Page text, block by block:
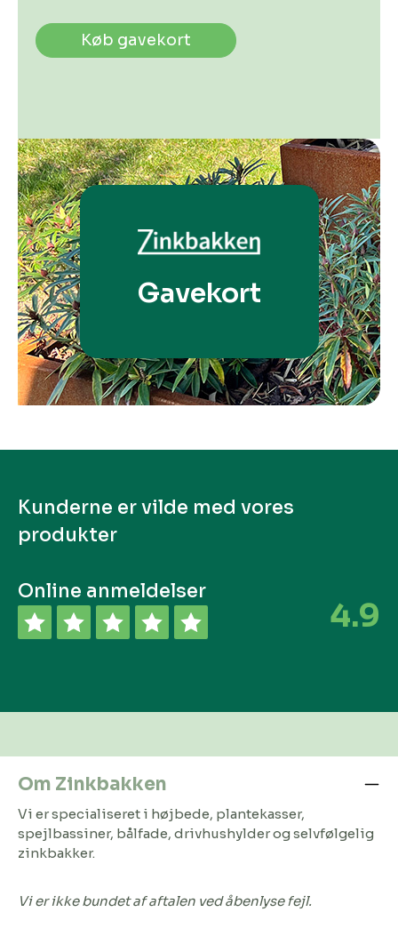
Køb gavekort
Gavekort
Kunderne er vilde med vores
produkter
Online anmeldelser
4.9
Om Zinkbakken
Vi er specialiseret i højbede, plantekasser,
spejlbassiner, bålfade, drivhushylder og selvfølgelig
zinkbakker.
Vi er ikke bundet af aftalen ved åbenlyse fejl.